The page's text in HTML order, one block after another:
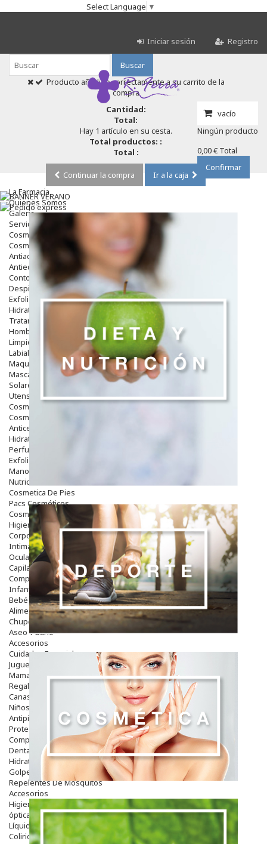
Select Language ▼
Iniciar sesión Registro
Buscar
vacío
Ningún producto
0,00 € Total
Confirmar
Producto añadido correctamente a su carrito de la
compra
Cantidad:
Total:
Hay 1 artículo en su cesta.
Total productos: :
Total :
Continuar la compra
Ir a la caja
La Farmacia
Quienes Somos
Galeria
Servicios
Cosmética
Cosmética Facial
Antiacné
Antiedad
Contorno De Ojos
Despigmentantes
Exfoliantes
Hidratantes
Tratamientos De Noche
Hombre
Limpieza
Labiales
Maquillajes Y Color
Mascarillas
Solares
Utensilios
Cosmética Capilar
Cosmética Corporal
Anticelulíticos
Hidratantes Corporales
Perfumes Y Colonias
Exfoliantes Corporales
Manos Y Uñas
Nutricosmética
Cosmetica De Pies
Pacs Cosméticos
Cosmetica Facial Piel Sensible
Higiene
Corporal
Intima
Ocular
Capilar
Complementos
Infantil
Bebé
Alimentación Y Complementos
Chupetes Y Mordedores
Aseo Y Baño
Accesorios
Cuidados Especiales
Juguetes
Mama
Regalos
Canastilla
Niños
Antipiojos
Protección Solar
Complementos Alimentarios
Dentales
Hidratantes
Golpes Y Hematomas
Repelentes De Mosquitos
Accesorios
Higiene
óptica
Líquidos Lentillas
Colirios